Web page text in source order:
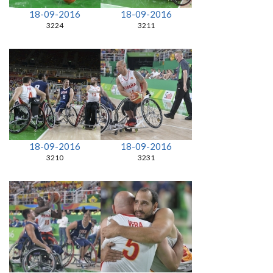
18-09-2016
3224
18-09-2016
3211
18-09-2016
3210
18-09-2016
3231